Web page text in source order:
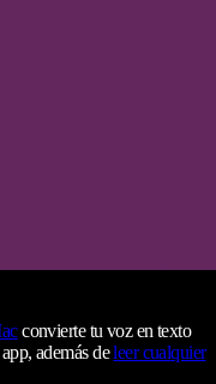
convierte tu voz en texto
además deleer cualquier